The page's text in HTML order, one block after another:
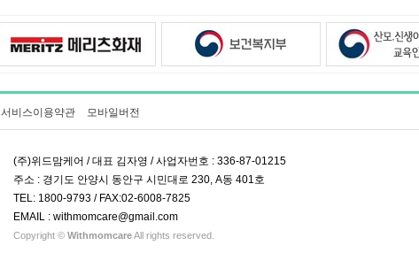
서비스이용약관 모바일버전
(주)위드맘케어 / 대표 김자영 / 사업자번호 : 336-87-01215
주소 : 경기도 안양시 동안구 시민대로 230, A동 401호
TEL: 1800-9793 / FAX:02-6008-7825
EMAIL : withmomcare@gmail.com
Copyright © WithmomcareAll rights reserved.